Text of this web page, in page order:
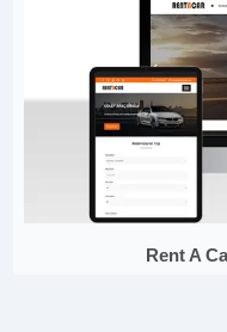
Rent A